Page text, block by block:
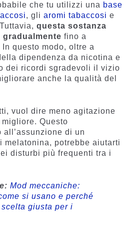
che tu utilizzi una base
, gli aromi tabaccosi e
questa sostanza
fino a
questo modo, oltre a
dipendenza da nicotina e
dei ricordi sgradevoli il vizio
anche la qualità del
vuol dire meno agitazione
Questo
di un
melatonina, potrebbe aiutarti
disturbi più frequenti tra i
Mod meccaniche:
si usano e perché
giusta per i